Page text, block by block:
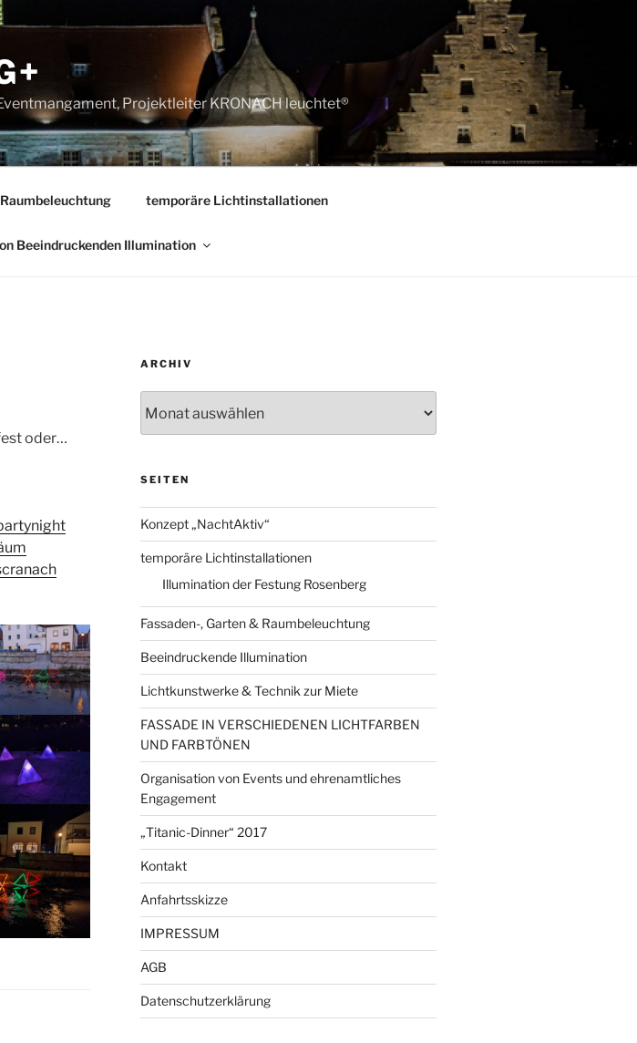
Projektleiter KRONACH leuchtet®
temporäre Lichtinstallationen
Beeindruckenden Illumination
oder…
ARCHIV
SEITEN
Konzept „NachtAktiv“
temporäre Lichtinstallationen
Illumination der Festung Rosenberg
Fassaden-, Garten & Raumbeleuchtung
Beeindruckende Illumination
Lichtkunstwerke & Technik zur Miete
FASSADE IN VERSCHIEDENEN LICHTFARBEN
UND FARBTÖNEN
Organisation von Events und ehrenamtliches
Engagement
„Titanic-Dinner“ 2017
Kontakt
Anfahrtsskizze
IMPRESSUM
AGB
Datenschutzerklärung